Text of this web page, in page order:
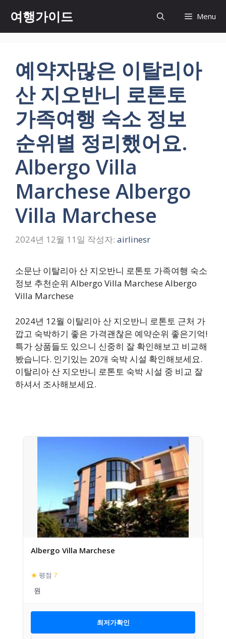
츠
여행가이드 Menu
예약자많은 이탈리아
산 지오반니 로톤토
가족여행 숙소 정보
순위별 정리했어요.
Albergo Villa
Marchese Albergo
Villa Marchese
2024년 12월 11일 작성자: airlinesr
소문난 이탈리아 산 지오반니 로톤토 가족여행 숙소
정보 추천순위 Albergo Villa Marchese Albergo
Villa Marchese
2024년 12월 이탈리아 산 지오반니 로톤토 근처 가
깝고 숙박하기 좋은 가격괜찮은 예약순위 좋은기억!
특가 상품들도 있으니 신중히 잘 확인해보고 비교해
봤습니다. 인기있는 20개 숙박 시설 확인해보세요.
이탈리아 산 지오반니 로톤토 숙박 시설 중 비교 잘
하셔서 조사해보세요.
Albergo Villa Marchese
★ 평점 7
최저가확인